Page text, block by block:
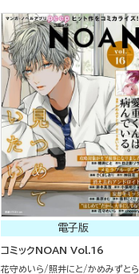
電子版
コミックNOAN Vol.16
花守めいら 照井にと
かめみずとら